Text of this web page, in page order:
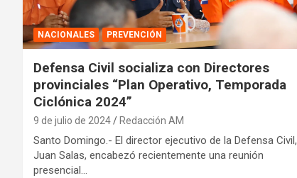
NACIONALES PREVENCIÓN
Defensa Civil socializa con Directores
provinciales “Plan Operativo, Temporada
Ciclónica 2024”
9 de julio de 2024 Redacción AM
Santo Domingo.- El director ejecutivo de la Defensa Civil,
Juan Salas, encabezó recientemente una reunión
presencial…